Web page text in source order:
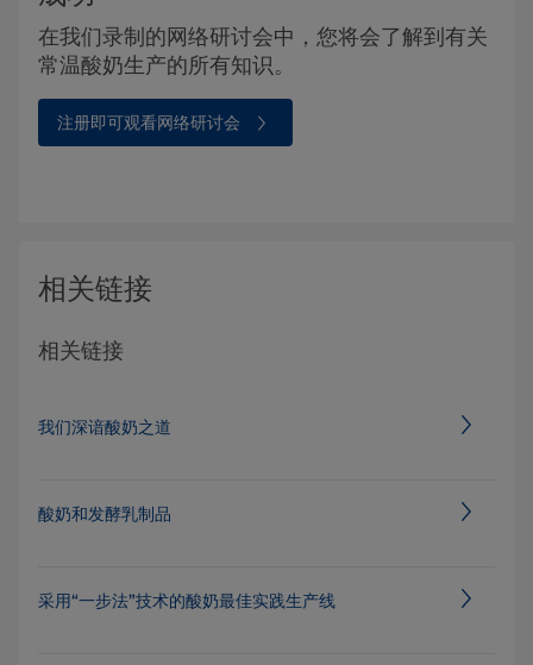
在我们录制的网络研讨会中，您将会了解到有关
常温酸奶生产的所有知识。
注册即可观看网络研讨会
相关链接
相关链接
我们深谙酸奶之道
酸奶和发酵乳制品
采用“一步法”技术的酸奶最佳实践生产线